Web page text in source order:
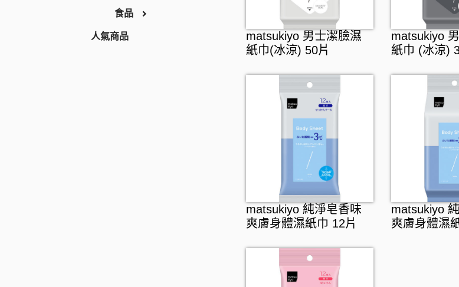
假牙護理
家居用品
家居清潔
食品
零食及甜點
人氣商品
matsukiyo 男士潔臉濕
紙巾(冰涼) 50片
matsukiyo
紙巾 (冰涼)
matsukiyo 純淨皂香味
爽膚身體濕紙巾 12片
matsukiyo
爽膚身體濕